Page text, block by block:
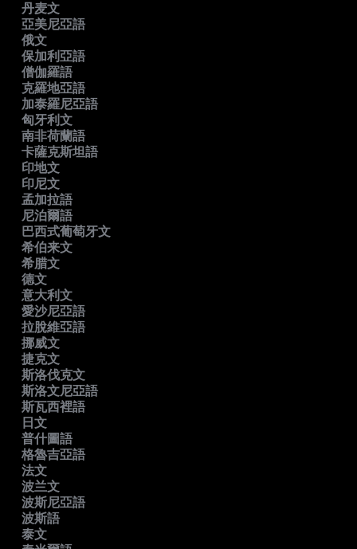
丹麦文
亞美尼亞語
俄文
保加利亞語
僧伽羅語
克羅地亞語
加泰羅尼亞語
匈牙利文
南非荷蘭語
卡薩克斯坦語
印地文
印尼文
孟加拉語
尼泊爾語
巴西式葡萄牙文
希伯来文
希腊文
德文
意大利文
愛沙尼亞語
拉脫維亞語
挪威文
捷克文
斯洛伐克文
斯洛文尼亞語
斯瓦西裡語
日文
普什圖語
格魯吉亞語
法文
波兰文
波斯尼亞語
波斯語
泰文